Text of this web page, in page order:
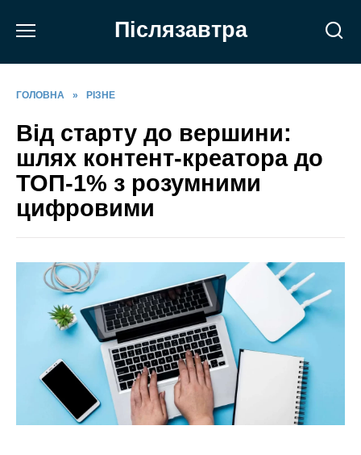
Післязавтра
ГОЛОВНА » РІЗНЕ
Від старту до вершини:
шлях контент-креатора до
ТОП-1% з розумними
цифровими